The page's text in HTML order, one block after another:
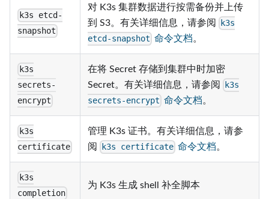
k3s etcd-
snapshot
对 K3s 集群数据进行按需备份并上传
到 S3。有关详细信息，请参阅
k3s
etcd-snapshot 命令文档。
k3s
secrets-
encrypt
在将 Secret 存储到集群中时加密
Secret。有关详细信息，请参阅
k3s
secrets-encrypt 命令文档。
k3s
certificate
管理 K3s 证书。有关详细信息，请参
阅
k3s certificate 命令文档。
k3s
completion
为 K3s 生成 shell 补全脚本